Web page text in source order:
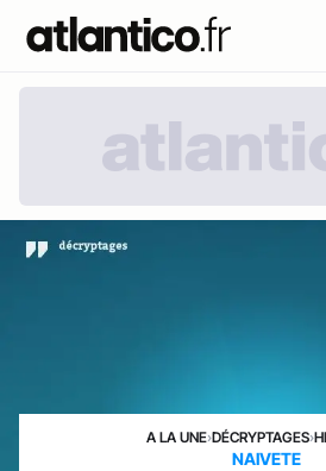
A LA UNE›DÉCRYPTAGES›
NAIVETE